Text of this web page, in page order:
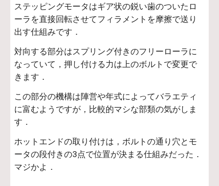
ステッピングモータはギア状の鋭い歯のついたロ
ーラを直接回転させてフィラメントを摩擦で送り
出す仕組みです．
対向する部分はスプリング付きのフリーローラに
なっていて，押し付ける力は上のボルトで変更で
きます．
この部分の機構は陣営や年式によってバラエティ
に富むようですが，比較的マシな部類の気がしま
す．
ホットエンドの取り付けは，ボルトの通り穴とモ
ータの段付きの3点で位置が決まる仕組みだった．
マジかよ．